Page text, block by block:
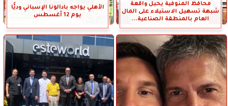
محافظ المنوفية يحيل واقعة
شبهة تسهيل الاستيلاء على المال
العام بالمنطقة الصناعية...
الأهلي يواجه بادالونا الإسباني وديًّا
يوم 12 أغسطس